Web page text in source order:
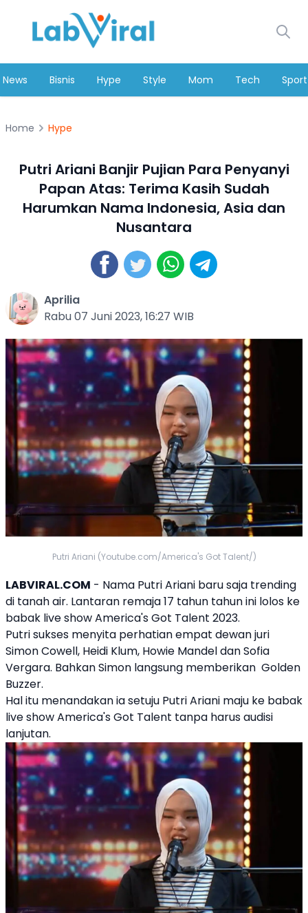
News Bisnis Hype Style Mom Tech Sport
Home Hype
Putri Ariani Banjir Pujian Para Penyanyi
Papan Atas: Terima Kasih Sudah
Harumkan Nama Indonesia, Asia dan
Nusantara
Aprilia
Rabu 07 Juni 2023, 16:27 WIB
Putri Ariani (Youtube.com/America's Got Talent/)
LABVIRAL.COM - Nama Putri Ariani baru saja trending
di tanah air. Lantaran remaja 17 tahun tahun ini lolos ke
babak live show America's Got Talent 2023.
Putri sukses menyita perhatian empat dewan juri
Simon Cowell, Heidi Klum, Howie Mandel dan Sofia
Vergara. Bahkan Simon langsung memberikan Golden
Buzzer.
Hal itu menandakan ia setuju Putri Ariani maju ke babak
live show America's Got Talent tanpa harus audisi
lanjutan.